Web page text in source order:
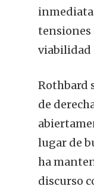
tensiones
viabilidad
Rothbard
de
lugar de
ha
discurso